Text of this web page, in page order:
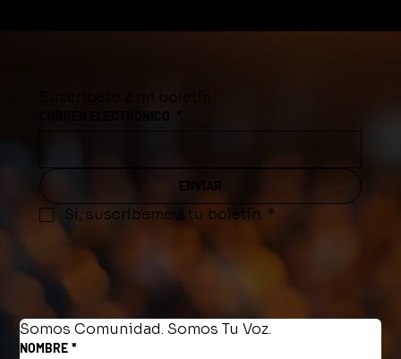
Suscríbete a mi boletín
CORREO ELECTRONICO
ENVIAR
Sí, suscríbeme a tu boletín. *
Somos Comunidad. Somos Tu Voz.
NOMBRE *